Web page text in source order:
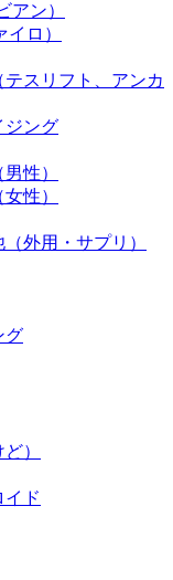
アン）
ロ）
スリフト、アンカ
ジング
性）
性）
外用・サプリ）
グ
）
イド